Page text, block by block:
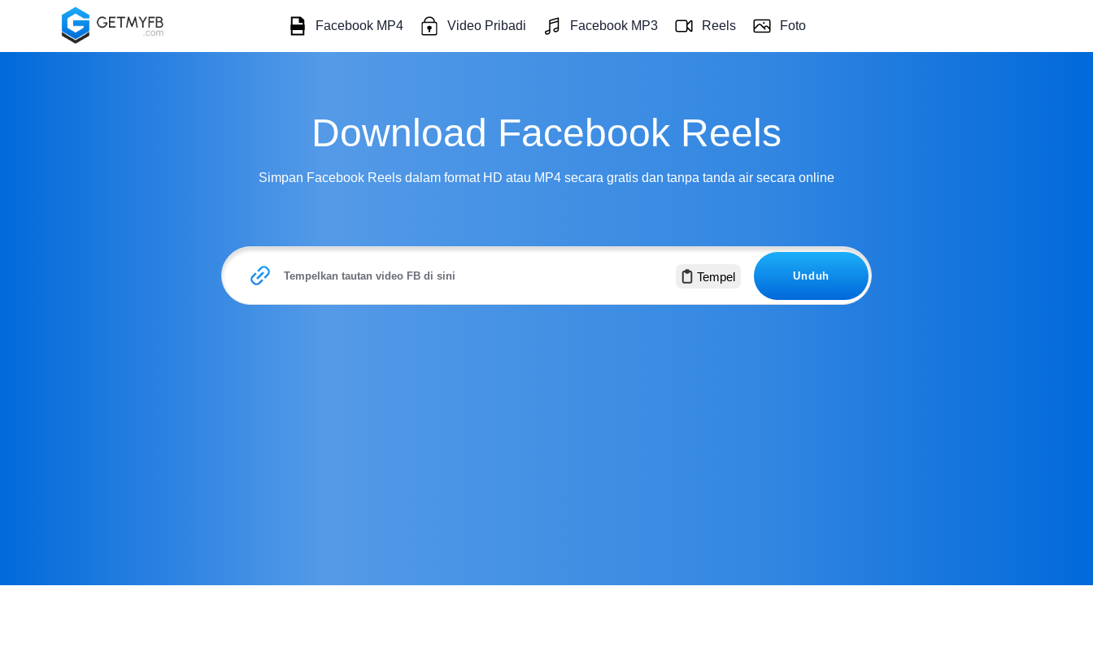
Facebook MP4 Video Pribadi Facebook MP3 Reels Foto
Download Facebook Reels
Simpan Facebook Reels dalam format HD atau MP4 secara gratis dan tanpa tanda air secara online
Tempelkan tautan video FB di sini Tempel Unduh